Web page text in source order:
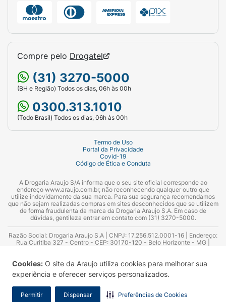
Cookies: O site da Araujo utiliza cookies para melhorar sua
experiência e oferecer serviços personalizados.
Permitir Dispensar Preferências de Cookies
Compre pelo Drogatel
(31) 3270-5000
(BH e Região) Todos os dias, 06h às 00h
0300.313.1010
(Todo Brasil) Todos os dias, 06h às 00h
Termo de Uso
Portal da Privacidade
Covid-19
Código de Ética e Conduta
A Drogaria Araujo S/A informa que o seu site oficial corresponde ao
endereço www.araujo.com.br, não reconhecendo qualquer outro que
utilize indevidamente da sua marca. Para sua segurança recomendamos
que não sejam realizadas compras em sites desconhecidos que se utilizem
de forma fraudulenta da marca da Drogaria Araujo S.A. Em caso de
dúvidas, gentileza entrar em contato com (31) 3270-5000.
Razão Social: Drogaria Araujo S.A | CNPJ: 17.256.512.0001-16 | Endereço:
Rua Curitiba 327 - Centro - CEP: 30170-120 - Belo Horizonte - MG |
Azevedo Guimarães – CRF 10.965 | Yasmin Silva Alvarenga – CRF 52.584 -
Consultor substituto: Thiago Aguiar Pinheiro - CRF Nº 13.748. Alvará
Sanitário: 2025020713 | Autorização de Funcionamento da Empresa (AFE):